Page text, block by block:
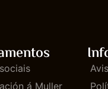
á Muller